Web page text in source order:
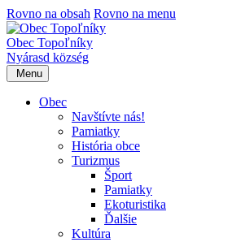
Rovno na obsah Rovno na menu
Obec Topoľníky
Nyárasd község
Menu
Obec
Navštívte nás!
Pamiatky
História obce
Turizmus
Šport
Pamiatky
Ekoturistika
Ďalšie
Kultúra